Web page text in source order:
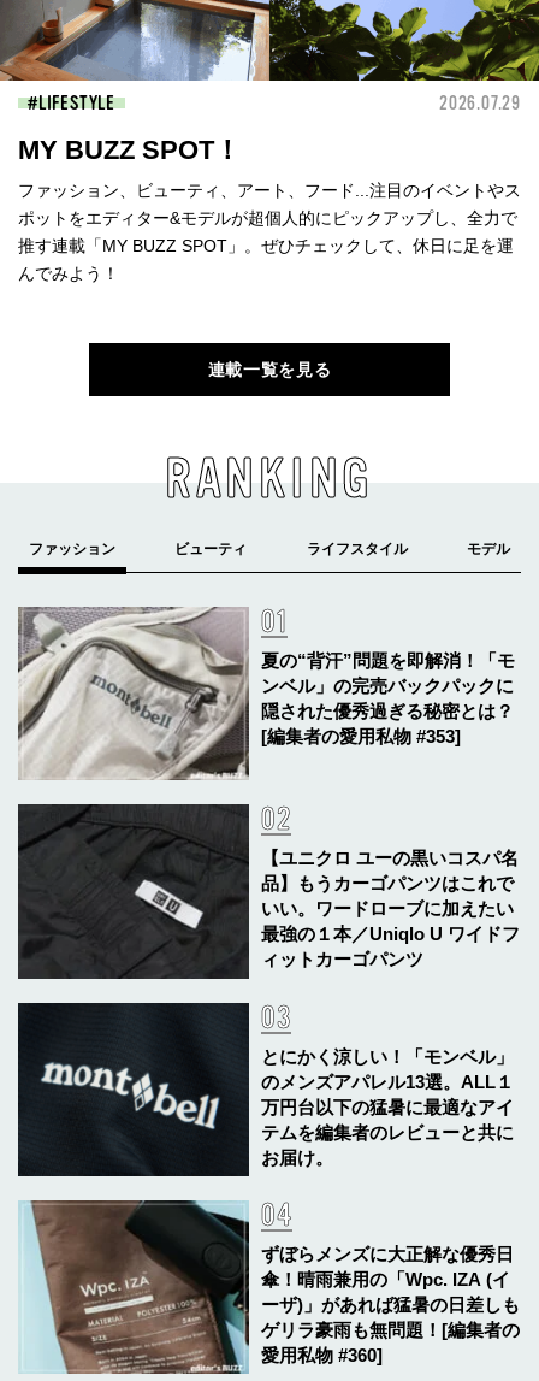
LIFESTYLE 2026.07.29
MY BUZZ SPOT！
ファッション、ビューティ、アート、フード...注目のイベントやス
ポットをエディター&モデルが超個人的にピックアップし、全力で
推す連載「MY BUZZ SPOT」。ぜひチェックして、休日に足を運
んでみよう！
連載一覧を見る
RANKING
夏の“背汗”問題を即解消！「モ
ンベル」の完売バックパックに
隠された優秀過ぎる秘密とは？
[編集者の愛用私物 #353]
【ユニクロ ユーの黒いコスパ名
品】もうカーゴパンツはこれで
いい。ワードローブに加えたい
最強の１本／Uniqlo U ワイドフ
ィットカーゴパンツ
とにかく涼しい！「モンベル」
のメンズアパレル13選。ALL１
万円台以下の猛暑に最適なアイ
テムを編集者のレビューと共に
お届け。
ずぼらメンズに大正解な優秀日
傘！晴雨兼用の「Wpc. IZA (イ
ーザ)」があれば猛暑の日差しも
ゲリラ豪雨も無問題！[編集者の
愛用私物 #360]